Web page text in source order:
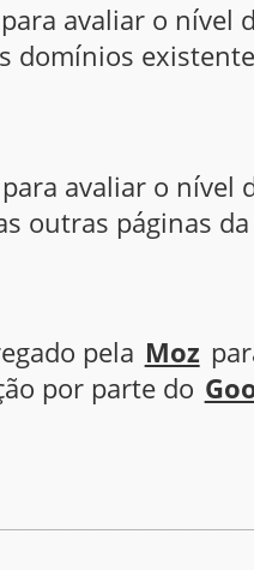
avaliar o
domínios
avaliar o
outras páginas
pela Moz
por parte do